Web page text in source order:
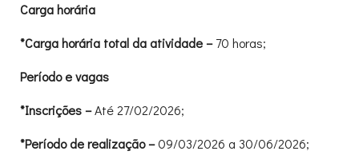
Carga horária
*Carga horária total da atividade –70 horas;
Período e vagas
*Inscrições –Até 27/02/2026;
*Período de realização –09/03/2026 a 30/06/2026;